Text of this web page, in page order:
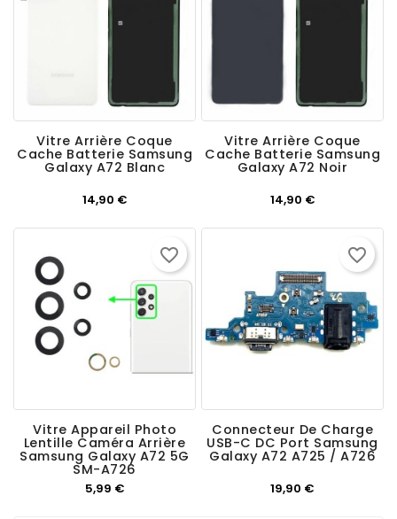
Vitre Arrière Coque
Cache Batterie Samsung
Galaxy A72 Blanc
14,90 €Prix
Vitre Arrière Coque
Cache Batterie Samsung
Galaxy A72 Noir
14,90 €Prix
Vitre Appareil Photo
Lentille Caméra Arrière
Samsung Galaxy A72 5G
SM-A726
5,99 €Prix
favorite_border
Connecteur De Charge
USB-C DC Port Samsung
Galaxy A72 A725 / A726
19,90 €
favorite_border